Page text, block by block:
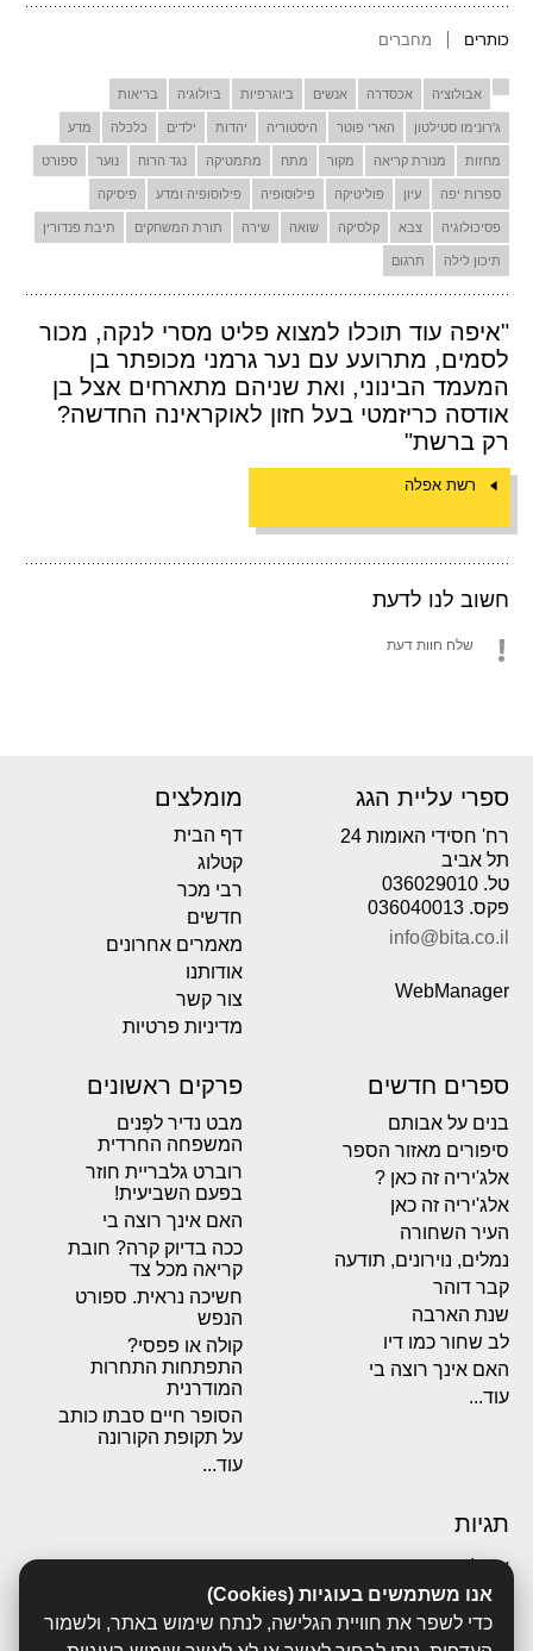
אנו משתמשים בעוגיות (Cookies)
כדי לשפר את חוויית הגלישה, לנתח שימוש באתר, ולשמור
כותרים מחברים
אבולוציה אכסדרה אנשים ביוגרפיות ביולוגיה בריאות
ג'רונימו סטילטון הארי פוטר היסטוריה יהדות ילדים כלכלה מדע
מחזות מנורת קריאה מקור מתח מתמטיקה נגד הרוח נוער ספורט
ספרות יפה עיון פוליטיקה פילוסופיה פילוסופיה ומדע פיסיקה
פסיכולוגיה צבא קלסיקה שואה שירה תורת המשחקים תיבת פנדורין
תיכון לילה תרגום
"איפה עוד תוכלו למצוא פליט מסרי לנקה, מכור
לסמים, מתרועע עם נער גרמני מכופתר בן
המעמד הבינוני, ואת שניהם מתארחים אצל בן
אודסה כריזמטי בעל חזון לאוקראינה החדשה?
רק ברשת"
רשת אפלה
חשוב לנו לדעת
שלח חוות דעת
ספרי עליית הגג
רח' חסידי האומות 24
תל אביב
טל. 036029010
פקס. 036040013
info@bita.co.il
WebManager
מומלצים
דף הבית
קטלוג
רבי מכר
חדשים
מאמרים אחרונים
אודותנו
צור קשר
מדיניות פרטיות
ספרים חדשים
בנים על אבותם
סיפורים מאזור הספר
אלג'יריה זה כאן ?
אלג'יריה זה כאן
העיר השחורה
נמלים, נוירונים, תודעה
קבר דוהר
שנת הארבה
לב שחור כמו דיו
האם אינך רוצה בי
עוד...
פרקים ראשונים
מבט נדיר לפְּנים
המשפחה החרדית
רוברט גלבריית חוזר
בפעם השביעית!
האם אינך רוצה בי
ככה בדיוק קרה? חובת
קריאה מכל צד
חשיכה נראית. ספורט
הנפש
קולה או פפסי?
התפתחות התחרות
המודרנית
הסופר חיים סבתו כותב
על תקופת הקורונה
עוד...
תגיות
אבולוציה
אכסדרה
אנשים